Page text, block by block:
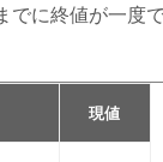
でに終値が一度
現値